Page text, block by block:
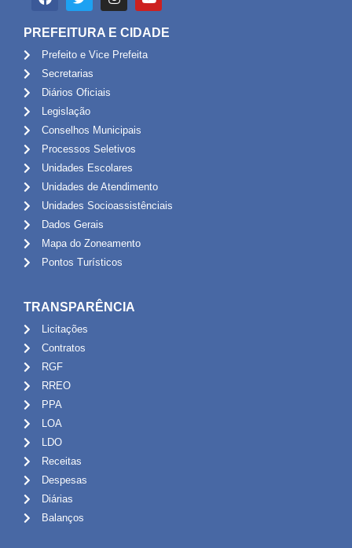
PREFEITURA E CIDADE
Prefeito e Vice Prefeita
Secretarias
Diários Oficiais
Legislação
Conselhos Municipais
Processos Seletivos
Unidades Escolares
Unidades de Atendimento
Unidades Socioassistênciais
Dados Gerais
Mapa do Zoneamento
Pontos Turísticos
TRANSPARÊNCIA
Licitações
Contratos
RGF
RREO
PPA
LOA
LDO
Receitas
Despesas
Diárias
Balanços